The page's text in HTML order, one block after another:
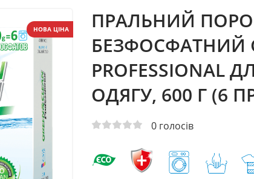
НОВА ЦІНА
ПРАЛЬНИЙ
БЕЗФОСФАТНИЙ
ОДЯГУ, 600 Г (6
0голосів